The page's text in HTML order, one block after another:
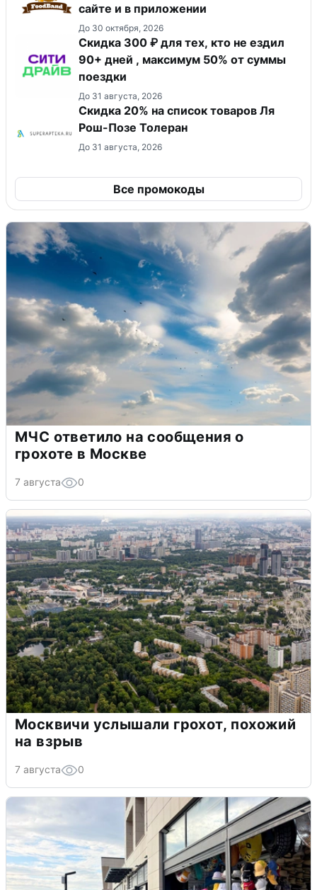
сайте и в приложении
До 30 октября, 2026
Скидка 300 ₽ для тех, кто не ездил
90+ дней , максимум 50% от суммы
поездки
До 31 августа, 2026
Скидка 20% на список товаров Ля
Рош-Позе Толеран
До 31 августа, 2026
Все промокоды
МЧС ответило на сообщения о
грохоте в Москве
7 августа 0
Москвичи услышали грохот, похожий
на взрыв
7 августа 0